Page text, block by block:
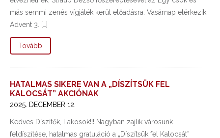
más semmi zenés vígjáték kerül előadásra. Vasárnap elérkezik
Advent 3. […]
Tovább
HATALMAS SIKERE VAN A „DÍSZÍTSÜK FEL
KALOCSÁT” AKCIÓNAK
2025. DECEMBER 12.
Kedves Díszítők, Lakosok!!! Nagyban zajlik városunk
feldíszítése, hatalmas gratuláció a „Díszítsük fel Kalocsát”